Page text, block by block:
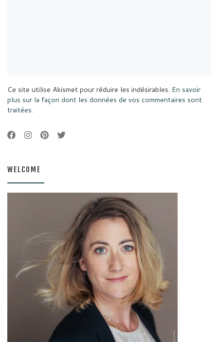
Ce site utilise Akismet pour réduire les indésirables. En savoir
plus sur la façon dont les données de vos commentaires sont
traitées.
WELCOME